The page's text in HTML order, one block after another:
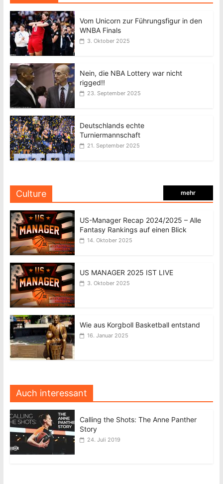
Vom Unicorn zur Führungsfigur in den
WNBA Finals
3. Oktober 2025
Nein, die NBA Lottery war nicht
rigged!!
23. September 2025
Deutschlands echte
Turniermannschaft
21. September 2025
Culture mehr
US-Manager Recap 2024/2025 – Alle
Fantasy Rankings auf einen Blick
14. Oktober 2025
US MANAGER 2025 IST LIVE
3. Oktober 2025
Wie aus Korgboll Basketball entstand
16. Januar 2025
Auch interessant
Calling the Shots: The Anne Panther
Story
24. Juli 2019